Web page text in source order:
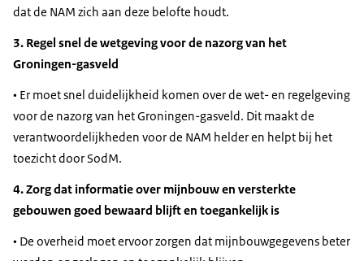
dat de NAM zich aan deze belofte houdt.
3. Regel snel de wetgeving voor de nazorg van het
Groningen-gasveld
• Er moet snel duidelijkheid komen over de wet- en regelgeving
voor de nazorg van het Groningen-gasveld. Dit maakt de
verantwoordelijkheden voor de NAM helder en helpt bij het
toezicht door SodM.
4. Zorg dat informatie over mijnbouw en versterkte
gebouwen goed bewaard blijft en toegankelijk is
• De overheid moet ervoor zorgen dat mijnbouwgegevens beter